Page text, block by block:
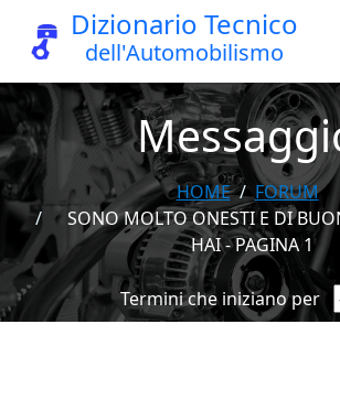
Dizionario Tecnico
dell'Automobilismo
HOME
FORUM
SONO MOLTO ONESTI E DI
HAI - PAGINA 1
Termini che iniziano per